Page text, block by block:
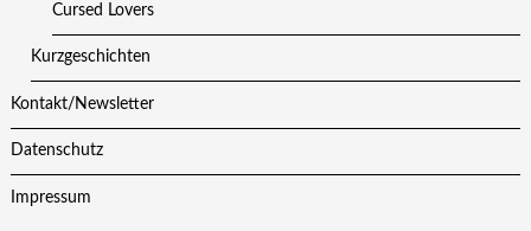
Cursed Lovers
Kurzgeschichten
Kontakt/Newsletter
Datenschutz
Impressum